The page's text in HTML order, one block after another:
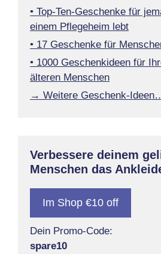
• Top-Ten-Geschenke für
einem Pflegeheim lebt
• 17 Geschenke für
• 1000 Geschenkideen für
älteren Menschen
→ Weitere Geschenk-
Verbessere deinem
Menschen das
Im Shop €10 off
Dein Promo-Code:
spare10